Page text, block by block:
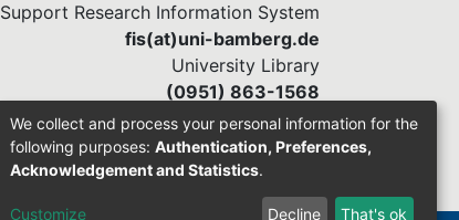
Support Research Information System
fis(at)uni-bamberg.de
University Library
(0951) 863-1568
We collect and process your personal information for the
following purposes: Authentication, Preferences,
Acknowledgement and Statistics.
Customize Decline That's ok